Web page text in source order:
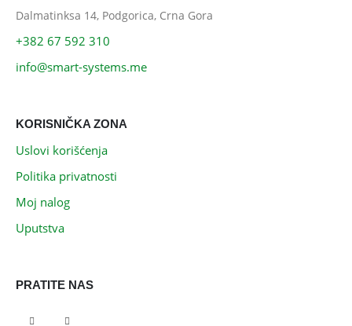
Dalmatinksa 14, Podgorica, Crna Gora
+382 67 592 310
info@smart-systems.me
KORISNIČKA ZONA
Uslovi korišćenja
Politika privatnosti
Moj nalog
Uputstva
PRATITE NAS